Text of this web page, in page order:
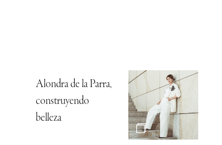
Alondra de la Parra,
construyendo
belleza